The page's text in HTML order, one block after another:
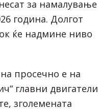
за намалување
година. Долгот
ќе надмине ниво
просечно е на
главни двигатели
зголемената